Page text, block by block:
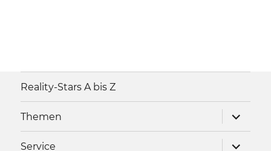
Reality-Stars A bis Z
Themen
anzeigen
Service